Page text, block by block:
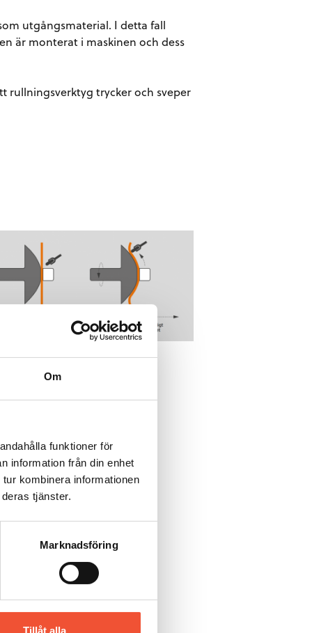
Om
funktioner för
information från din enhet
kombinera informationen
tjänster.
Marknadsföring
Tillåt alla
utgångsmaterial. I detta fall
är monterat i maskinen och dess
rullningsverktyg trycker och sveper